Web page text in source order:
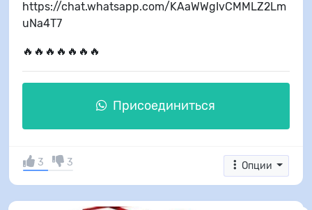
https://chat.whatsapp.com/KAaWWgIvCMMLZ2Lm
uNa4T7
🔥🔥🔥🔥🔥🔥🔥
Присоединиться
Опции
3 3